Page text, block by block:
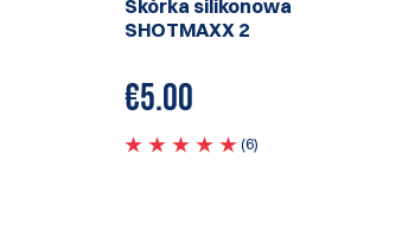
Skórka silikonowa
SHOTMAXX 2
€5.00
(6)